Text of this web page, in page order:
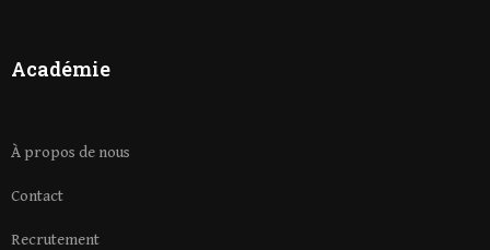
Académie
À propos de nous
Contact
Recrutement